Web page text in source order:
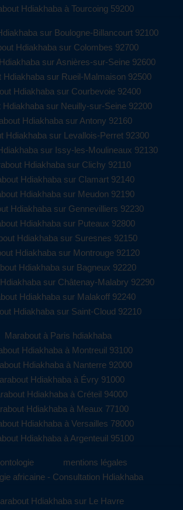
Hdiakhaba à Tourcoing 59200
sur Boulogne-Billancourt 92100
Hdiakhaba sur Colombes 92700
sur Asnières-sur-Seine 92600
Hdiakhaba sur Rueil-Malmaison 92500
Hdiakhaba sur Courbevoie 92400
Hdiakhaba sur Neuilly-sur-Seine 92200
Hdiakhaba sur Antony 92160
Hdiakhaba sur Levallois-Perret 92300
sur Issy-les-Moulineaux 92130
Hdiakhaba sur Clichy 92110
Hdiakhaba sur Clamart 92140
Hdiakhaba sur Meudon 92190
Hdiakhaba sur Gennevilliers 92230
Hdiakhaba sur Puteaux 92800
Hdiakhaba sur Suresnes 92150
Hdiakhaba sur Montrouge 92120
Hdiakhaba sur Bagneux 92220
sur Châtenay-Malabry 92290
Hdiakhaba sur Malakoff 92240
Hdiakhaba sur Saint-Cloud 92210
Marabout à Paris hdiakhaba
Hdiakhaba à Montreuil 93100
Hdiakhaba à Nanterre 92000
Hdiakhaba à Évry 91000
Hdiakhaba à Créteil 94000
Hdiakhaba à Meaux 77100
Hdiakhaba à Versailles 78000
Hdiakhaba à Argenteuil 95100
mentions légales
africaine - Consultation Hdiakhaba
Hdiakhaba sur Le Havre